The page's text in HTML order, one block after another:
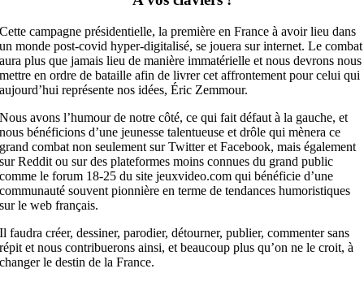
Cette campagne présidentielle, la première en France à avoir lieu dans
un monde post-covid hyper-digitalisé, se jouera sur internet. Le combat
aura plus que jamais lieu de manière immatérielle et nous devrons nous
mettre en ordre de bataille afin de livrer cet affrontement pour celui qui
aujourd’hui représente nos idées, Éric Zemmour.
Nous avons l’humour de notre côté, ce qui fait défaut à la gauche, et
nous bénéficions d’une jeunesse talentueuse et drôle qui mènera ce
grand combat non seulement sur Twitter et Facebook, mais également
sur Reddit ou sur des plateformes moins connues du grand public
comme le forum 18-25 du site jeuxvideo.com qui bénéficie d’une
communauté souvent pionnière en terme de tendances humoristiques
sur le web français.
Il faudra créer, dessiner, parodier, détourner, publier, commenter sans
répit et nous contribuerons ainsi, et beaucoup plus qu’on ne le croit, à
changer le destin de la France.